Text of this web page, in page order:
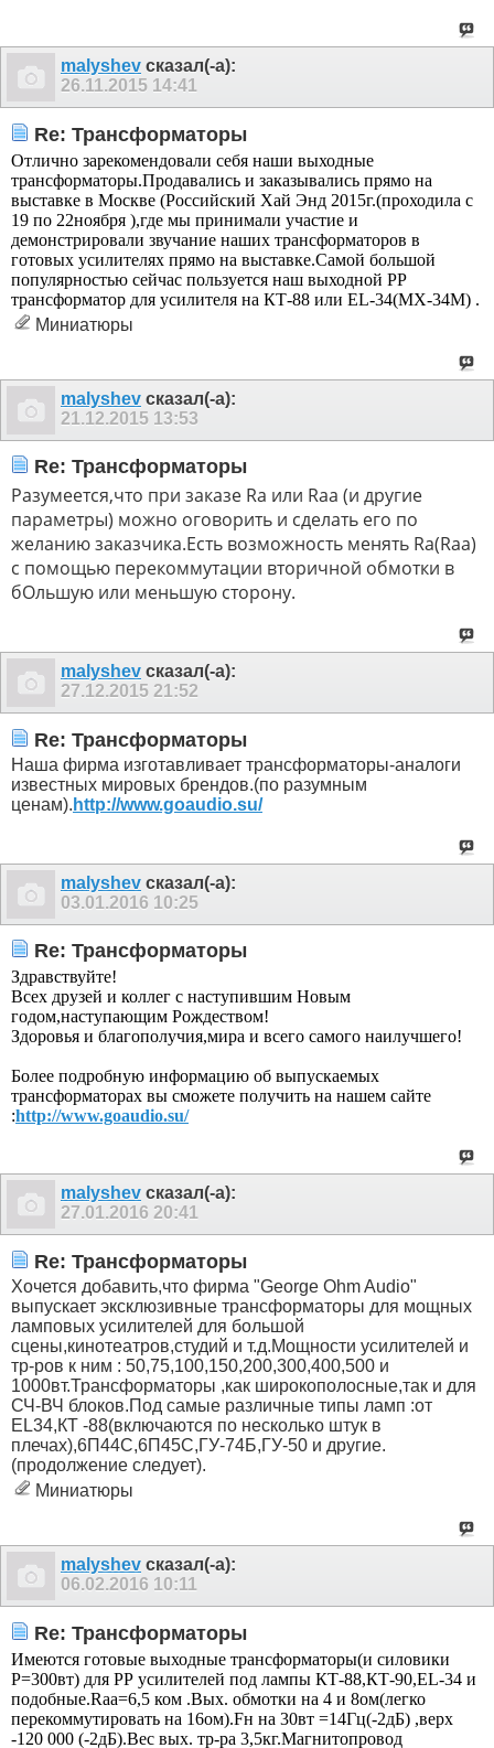
malyshev сказал(-а):
26.11.2015 14:41
Re: Трансформаторы
Отлично зарекомендовали себя наши выходные
трансформаторы.Продавались и заказывались прямо на
выставке в Москве (Российский Хай Энд 2015г.(проходила с
19 по 22ноября ),где мы принимали участие и
демонстрировали звучание наших трансформаторов в
готовых усилителях прямо на выставке.Самой большой
популярностью сейчас пользуется наш выходной РР
трансформатор для усилителя на КТ-88 или EL-34(МХ-34М) .
Миниатюры
malyshev сказал(-а):
21.12.2015 13:53
Re: Трансформаторы
Разумеется,что при заказе Ra или Raa (и другие
параметры) можно оговорить и сделать его по
желанию заказчика.Есть возможность менять Ra(Raa)
с помощью перекоммутации вторичной обмотки в
бОльшую или меньшую сторону.
malyshev сказал(-а):
27.12.2015 21:52
Re: Трансформаторы
Наша фирма изготавливает трансформаторы-аналоги
известных мировых брендов.(по разумным
ценам). http://www.goaudio.su/
malyshev сказал(-а):
03.01.2016 10:25
Re: Трансформаторы
Здравствуйте!
Всех друзей и коллег с наступившим Новым
годом,наступающим Рождеством!
Здоровья и благополучия,мира и всего самого наилучшего!
Более подробную информацию об выпускаемых
трансформаторах вы сможете получить на нашем сайте
:http://www.goaudio.su/
malyshev сказал(-а):
27.01.2016 20:41
Re: Трансформаторы
Хочется добавить,что фирма "George Ohm Audio"
выпускает эксклюзивные трансформаторы для мощных
ламповых усилителей для большой
сцены,кинотеатров,студий и т.д.Мощности усилителей и
тр-ров к ним : 50,75,100,150,200,300,400,500 и
1000вт.Трансформаторы ,как широкополосные,так и для
СЧ-ВЧ блоков.Под самые различные типы ламп :от
EL34,КТ -88(включаются по несколько штук в
плечах),6П44С,6П45С,ГУ-74Б,ГУ-50 и другие.
(продолжение следует).
Миниатюры
malyshev сказал(-а):
06.02.2016 10:11
Re: Трансформаторы
Имеются готовые выходные трансформаторы(и силовики
Р=300вт) для РР усилителей под лампы КТ-88,КТ-90,EL-34 и
подобные.Raa=6,5 ком .Вых. обмотки на 4 и 8ом(легко
перекоммутировать на 16ом).Fн на 30вт =14Гц(-2дБ) ,верх
-120 000 (-2дБ).Вес вых. тр-ра 3,5кг.Магнитопровод